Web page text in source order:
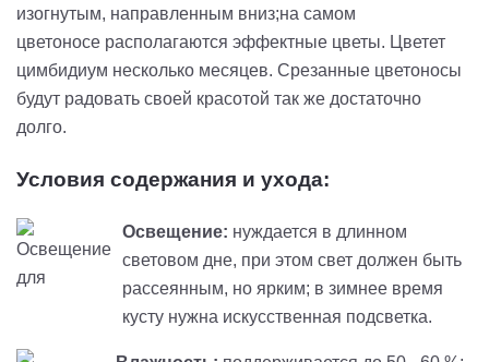
изогнутым, направленным вниз;на самом
цветоносе располагаются эффектные цветы. Цветет
цимбидиум несколько месяцев. Срезанные цветоносы
будут радовать своей красотой так же достаточно
долго.
Условия содержания и ухода:
Освещение: нуждается в длинном
световом дне, при этом свет должен быть
рассеянным, но ярким; в зимнее время
кусту нужна искусственная подсветка.